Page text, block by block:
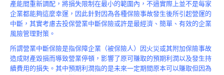
About
服務項目
Service
火災保額
估算系統
產能間重新調配，將損失限制在最小的範圍內，不過實際上並不是每家
企業都能夠這麼幸運，因此針對因為各種保險事故發生後所引起營運的
中斷，其實考慮去投保營業中斷保險或許是最經濟、簡單、有效的企業
風險管理對策。
所謂營業中斷保險是指保障企業（被保險人）因火災或其附加保險事故
造成財產毀損而導致營業停頓，影響了原可賺取的預期利潤以及發生持
續費用的損失。其中預期利潤指的是未來一定期間原本可以賺取但因為